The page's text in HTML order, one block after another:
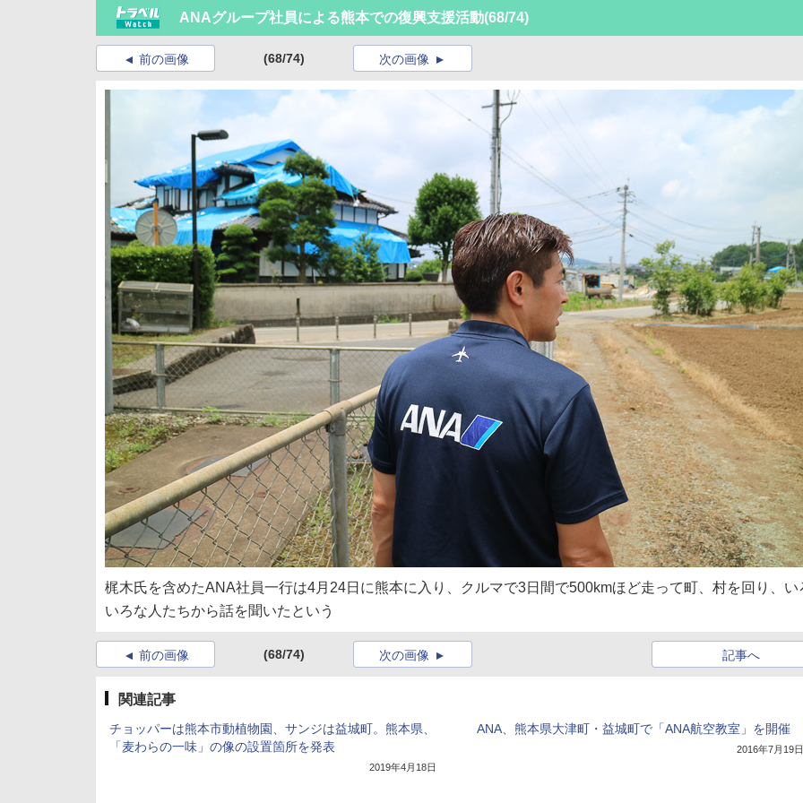
ANAグループ社員による熊本での復興支援活動(68/74)
前の画像 (68/74) 次の画像
梶木氏を含めたANA社員一行は4月24日に熊本に入り、クルマで3日間で500kmほど走って町、村を回り、い
いろな人たちから話を聞いたという
前の画像 (68/74) 記事へ
次の画像
関連記事
チョッパーは熊本市動植物園、サンジは益城町。熊本県、
「麦わらの一味」の像の設置箇所を発表
2019年4月18日
ANA、熊本県大津町・益城町で「ANA航空教室」を開催
2016年7月19日